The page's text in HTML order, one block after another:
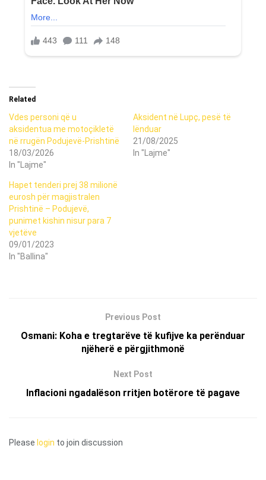
Related
Vdes personi që u
aksidentua me motoçikletë
në rrugën Podujevë-Prishtinë
18/03/2026
In "Lajme"
Aksident në Lupç, pesë të
lënduar
21/08/2025
In "Lajme"
Hapet tenderi prej 38 milionë
eurosh për magjistralen
Prishtinë – Podujevë,
punimet kishin nisur para 7
vjetëve
09/01/2023
In "Ballina"
Previous Post
Osmani: Koha e tregtarëve të kufijve ka perënduar
njëherë e përgjithmonë
Next Post
Inflacioni ngadalëson rritjen botërore të pagave
Please login to join discussion